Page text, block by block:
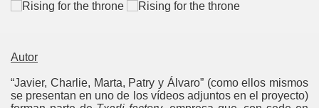
Autor
“Javier, Charlie, Marta, Patry y Álvaro” (como ellos mismos
se presentan en uno de los vídeos adjuntos en el proyecto)